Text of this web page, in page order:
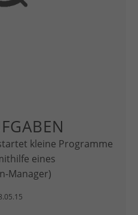
kleine Programme
eines
Manager)